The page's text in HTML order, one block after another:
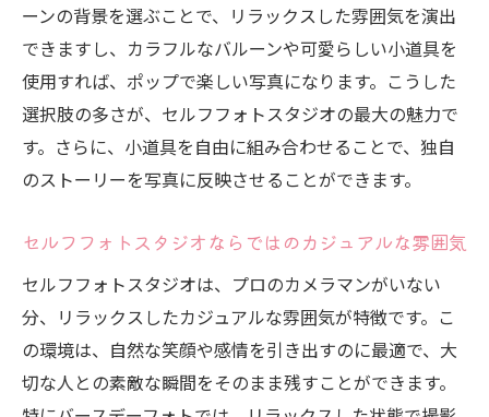
ン
テーマに合わせたミュージックプレイリス
ト
自然な笑顔を引き出すセルフフォトスタジオの
使い方
リラックスした雰囲気作りのポイント
セルフタイマーで捉える自然な表情
楽しい音楽でテンションを上げる
家族や友人とのコミュニケーションで笑顔
を引き出す
ーンの背景を選ぶことで、リラックスした雰囲気を演出
できますし、カラフルなバルーンや可愛らしい小道具を
使用すれば、ポップで楽しい写真になります。こうした
選択肢の多さが、セルフフォトスタジオの最大の魅力で
す。さらに、小道具を自由に組み合わせることで、独自
のストーリーを写真に反映させることができます。
セルフフォトスタジオならではのカジュアルな雰囲気
セルフフォトスタジオは、プロのカメラマンがいない
分、リラックスしたカジュアルな雰囲気が特徴です。こ
の環境は、自然な笑顔や感情を引き出すのに最適で、大
切な人との素敵な瞬間をそのまま残すことができます。